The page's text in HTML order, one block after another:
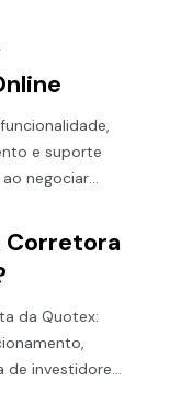
e suporte
negociar
Corretora
da Quotex:
de investidores